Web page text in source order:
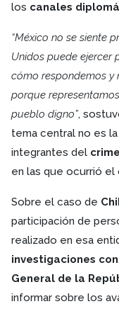
los canales
“México no se siente
Unidos puede ejercer
cómo respondemos y
porque
pueblo digno”,
tema central no es
integrantes del
en las que ocurrió el
Sobre el caso de
participación de
realizado en esa
investigaciones
General de la
informar sobre los